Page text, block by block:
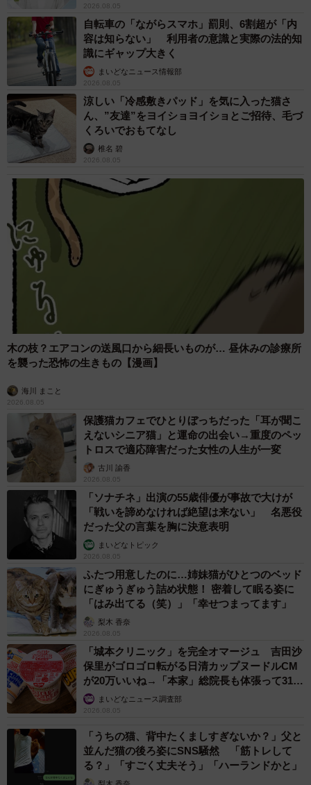
2026.08.05
自転車の「ながらスマホ」罰則、6割超が「内
容は知らない」 利用者の意識と実際の法的知
識にギャップ大きく
まいどなニュース情報部
2026.08.05
涼しい「冷感敷きパッド」を気に入った猫さ
ん、”友達”をヨイショヨイショとご招待、毛づ
くろいでおもてなし
椎名 碧
2026.08.05
木の枝？エアコンの送風口から細長いものが… 昼休みの診療所
を襲った恐怖の生きもの【漫画】
海川 まこと
2026.08.05
保護猫カフェでひとりぼっちだった「耳が聞こ
えないシニア猫」と運命の出会い→重度のペッ
トロスで適応障害だった女性の人生が一変
古川 諭香
2026.08.05
「ソナチネ」出演の55歳俳優が事故で大けが
「戦いを諦めなければ絶望は来ない」 名悪役
だった父の言葉を胸に決意表明
まいどなトピック
2026.08.05
ふたつ用意したのに…姉妹猫がひとつのベッド
にぎゅうぎゅう詰め状態！ 密着して眠る姿に
「はみ出てる（笑）」「幸せつまってます」
梨木 香奈
2026.08.05
「城本クリニック」を完全オマージュ 吉田沙
保里がゴロゴロ転がる日清カップヌードルCM
が20万いいね→「本家」総院長も体張って31万
いいねまいどなニュース調査部
2026.08.05
「うちの猫、背中たくましすぎないか？」父と
並んだ猫の後ろ姿にSNS騒然 「筋トレして
る？」「すごく丈夫そう」「ハーランドかと」